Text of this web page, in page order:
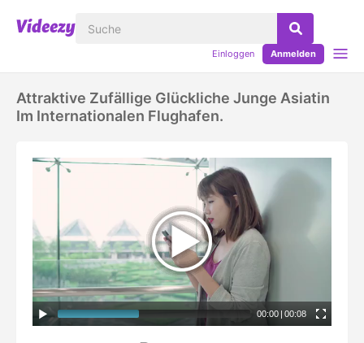
Einloggen Anmelden
Attraktive Zufällige Glückliche Junge Asiatin
Im Internationalen Flughafen.
00:00 | 00:08